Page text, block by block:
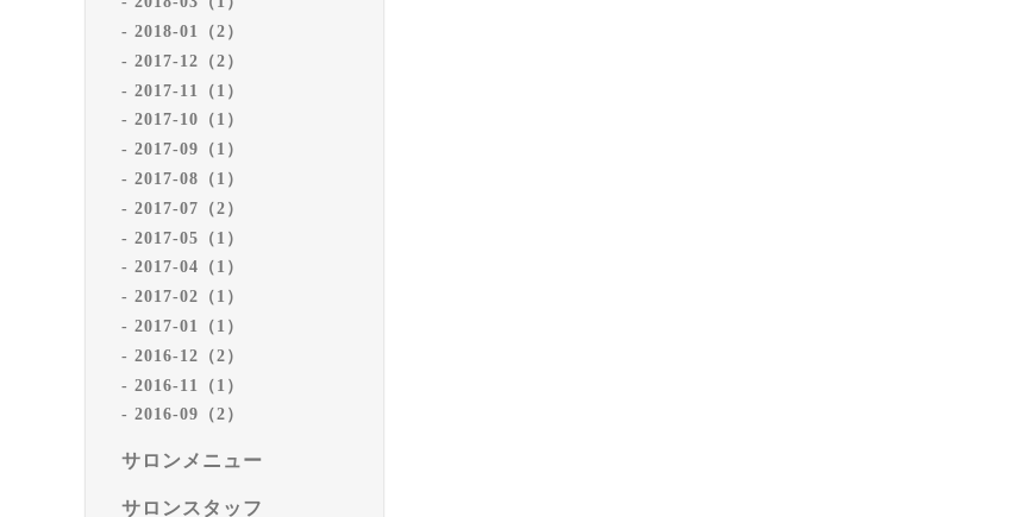
2018-01（2）
2017-12（2）
2017-11（1）
2017-10（1）
2017-09（1）
2017-08（1）
2017-07（2）
2017-05（1）
2017-04（1）
2017-02（1）
2017-01（1）
2016-12（2）
2016-11（1）
2016-09（2）
サロンメニュー
サロンスタッフ